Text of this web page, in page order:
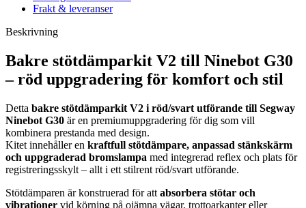
Frakt & leveranser
Beskrivning
Bakre stötdämparkit V2 till Ninebot G30
– röd uppgradering för komfort och stil
Detta bakre stötdämparkit V2 i röd/svart utförande till Segway
Ninebot G30 är en premiumuppgradering för dig som vill
kombinera prestanda med design.
Kitet innehåller en kraftfull stötdämpare, anpassad stänkskärm
och uppgraderad bromslampa med integrerad reflex och plats för
registreringsskylt – allt i ett stilrent röd/svart utförande.
Stötdämparen är konstruerad för att absorbera stötar och
vibrationer vid körning på ojämna vägar, trottoarkanter eller